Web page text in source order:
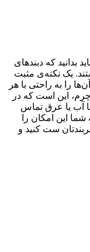
بدانید که دبندهای
یک نکته‌ی مثبت
را به راحتی با هر
این است که در
آب یا عرق تماس
این امکان را
ست کنید و